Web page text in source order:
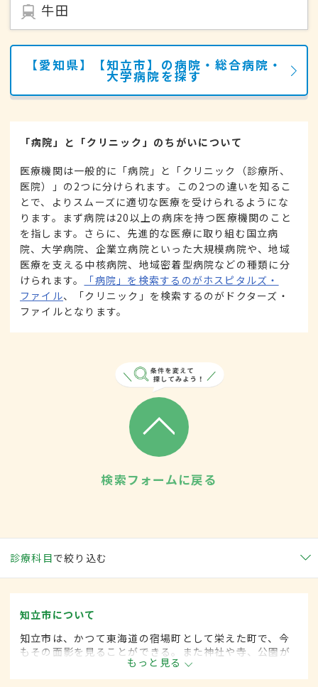
牛田
【愛知県】【知立市】の病院・総合病院・
大学病院を探す
「病院」と「クリニック」のちがいについて
医療機関は一般的に「病院」と「クリニック（診療所、
医院）」の2つに分けられます。この2つの違いを知るこ
とで、よりスムーズに適切な医療を受けられるようにな
ります。まず病院は20以上の病床を持つ医療機関のこと
を指します。さらに、先進的な医療に取り組む国立病
院、大学病院、企業立病院といった大規模病院や、地域
医療を支える中核病院、地域密着型病院などの種類に分
けられます。
「病院」を検索するのがホスピタルズ・
ファイル、「クリニック」を検索するのがドクターズ・
ファイルとなります。
検索フォームに戻る
診療科目で絞り込む
知立市について
知立市は、かつて東海道の宿場町として栄えた町で、今
もその面影を見ることができる。また神社や寺、公園が
多く緑も豊かで、季節ごとにさまざまなイベントが開か
れている。病院や子育てのための施設も充実。
もっと見る